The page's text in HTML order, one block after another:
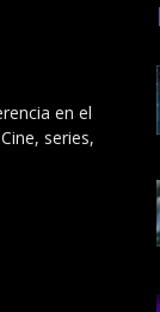
en el
series,